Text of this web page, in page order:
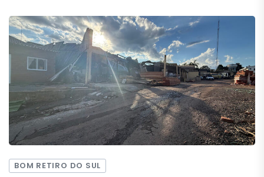
BOM RETIRO DO SUL